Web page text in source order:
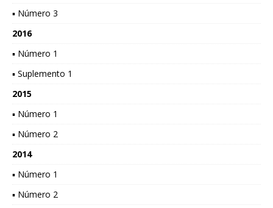
▪ Número 3
2016
▪ Número 1
▪ Suplemento 1
2015
▪ Número 1
▪ Número 2
2014
▪ Número 1
▪ Número 2